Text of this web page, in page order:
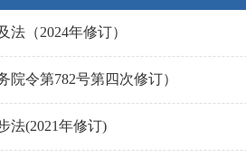
（2024年修订）
院令第782号第四次修订）
法(2021年修订)